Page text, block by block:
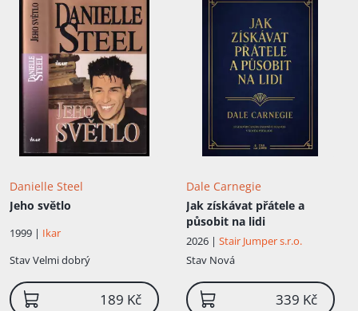
Danielle Steel
Jeho světlo
1999 | Ikar
StavVelmi dobrý
189 Kč
Dale Carnegie
Jak získávat přátele a
působit na lidi
2026 | Stair Jumper s.r.o.
Stav Nová
339 Kč